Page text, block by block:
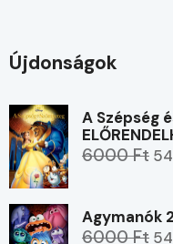
Újdonságok
A Szépség
6000 Ft
Agymanók
6000 Ft